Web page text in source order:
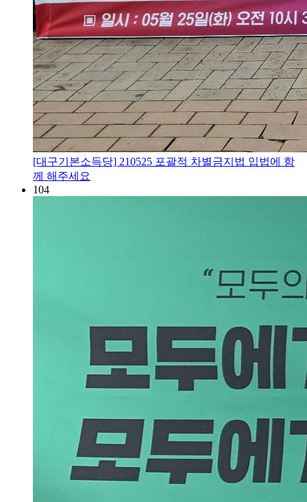
[대구기본소득당] 210525 포괄적 차별금지법 입법에 함
께 해주세요
104